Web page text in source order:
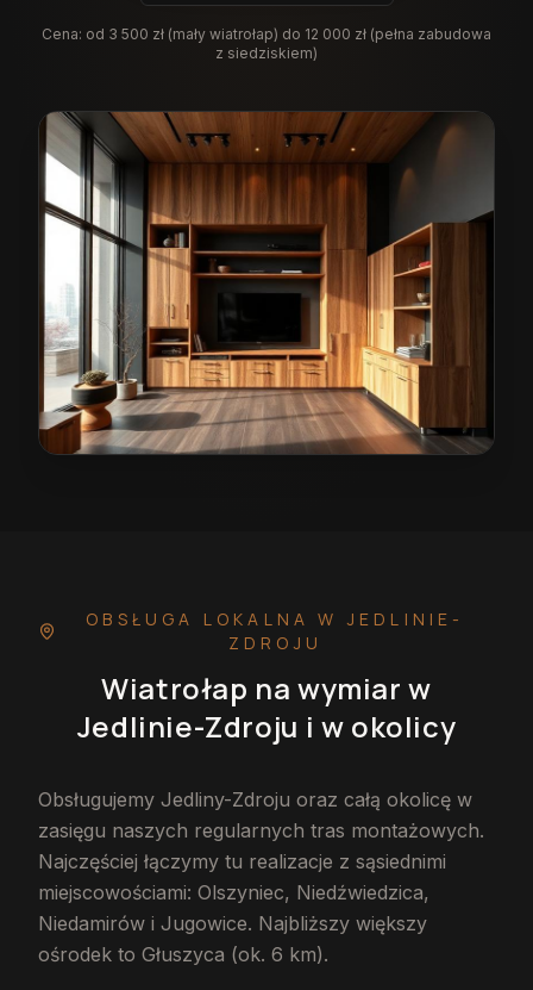
Cena: od 3 500 zł (mały wiatrołap) do 12 000 zł (pełna zabudowa
z siedziskiem)
OBSŁUGA LOKALNAW JEDLINIE-
ZDROJU
Wiatrołap na wymiar w
Jedlinie-Zdroju i w okolicy
Obsługujemy Jedliny-Zdroju oraz całą okolicę w
zasięgu naszych regularnych tras montażowych.
Najczęściej łączymy tu realizacje z sąsiednimi
miejscowościami: Olszyniec, Niedźwiedzica,
Niedamirów i Jugowice. Najbliższy większy
ośrodek to Głuszyca (ok. 6 km).